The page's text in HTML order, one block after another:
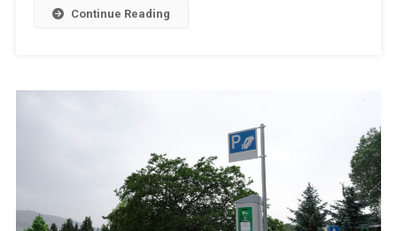
Continue Reading